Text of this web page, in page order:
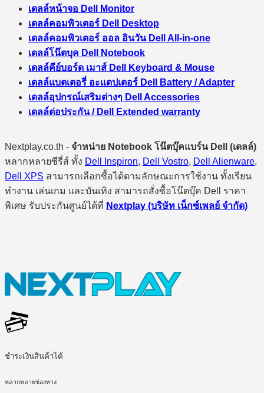
เดลล์หน้าจอ Dell Monitor
เดลล์คอมพิวเตอร์ Dell Desktop
เดลล์คอมพิวเตอร์ ออล อินวัน Dell All-in-one
เดลล์โน๊ตบุค Dell Notebook
เดลล์คีย์บอร์ด เมาส์ Dell Keyboard & Mouse
เดลล์แบตเตอรี่ อะแดปเตอร์ Dell Battery / Adapter
เดลล์อุปกรณ์เสริมต่างๆ Dell Accessories
เดลล์ต่อประกัน / Dell Extended warranty
Nextplay.co.th - จำหน่าย Notebook โน๊ตบุ๊คแบร์น Dell (เดลล์)
หลากหลายซีรี่ส์ ทั้ง Dell Inspiron, Dell Vostro, Dell Alienware,
Dell XPS สามารถเลือกซื้อได้ตามลักษณะการใช้งาน ทั้งเรียน
ทำงาน เล่นเกม และบันเทิง สามารถสั่งซื้อโน๊ตบุ๊ค Dell ราคา
พิเศษ รับประกันศูนย์ได้ที่ Nextplay (บริษัท เน็กซ์เพลย์ จำกัด)
ชำระเงินสินค้าได้
หลากหลายช่องทาง